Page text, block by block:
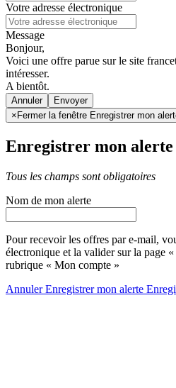
Votre adresse électronique
Message
Bonjour,
Voici une offre parue sur le site
intéresser.
A bientôt.
Annuler
× Fermer la fenêtre Enregistrer mon
Enregistrer mon alerte
Tous les champs sont obligatoires
Nom de mon alerte
Pour recevoir les offres par e-mail,
électronique et la valider sur la page «
rubrique « Mon compte »
AnnulerEnregistrer mon alerte